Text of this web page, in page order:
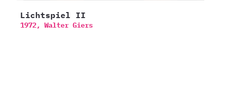
Lichtspiel II
1972, Walter Giers